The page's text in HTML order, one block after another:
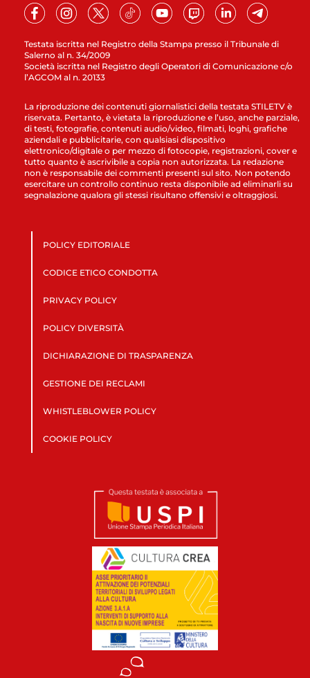
Testata iscritta nel Registro della Stampa presso il Tribunale di
Salerno al n. 34/2009
Società iscritta nel Registro degli Operatori di Comunicazione c/o
l’AGCOM al n. 20133
La riproduzione dei contenuti giornalistici della testata STILETV è
riservata. Pertanto, è vietata la riproduzione e l’uso, anche parziale,
di testi, fotografie, contenuti audio/video, filmati, loghi, grafiche
aziendali e pubblicitarie, con qualsiasi dispositivo
elettronico/digitale o per mezzo di fotocopie, registrazioni, cover e
tutto quanto è ascrivibile a copia non autorizzata. La redazione
non è responsabile dei commenti presenti sul sito. Non potendo
esercitare un controllo continuo resta disponibile ad eliminarli su
segnalazione qualora gli stessi risultano offensivi e oltraggiosi.
POLICY EDITORIALE
CODICE ETICO CONDOTTA
PRIVACY POLICY
POLICY DIVERSITÀ
DICHIARAZIONE DI TRASPARENZA
GESTIONE DEI RECLAMI
WHISTLEBLOWER POLICY
COOKIE POLICY